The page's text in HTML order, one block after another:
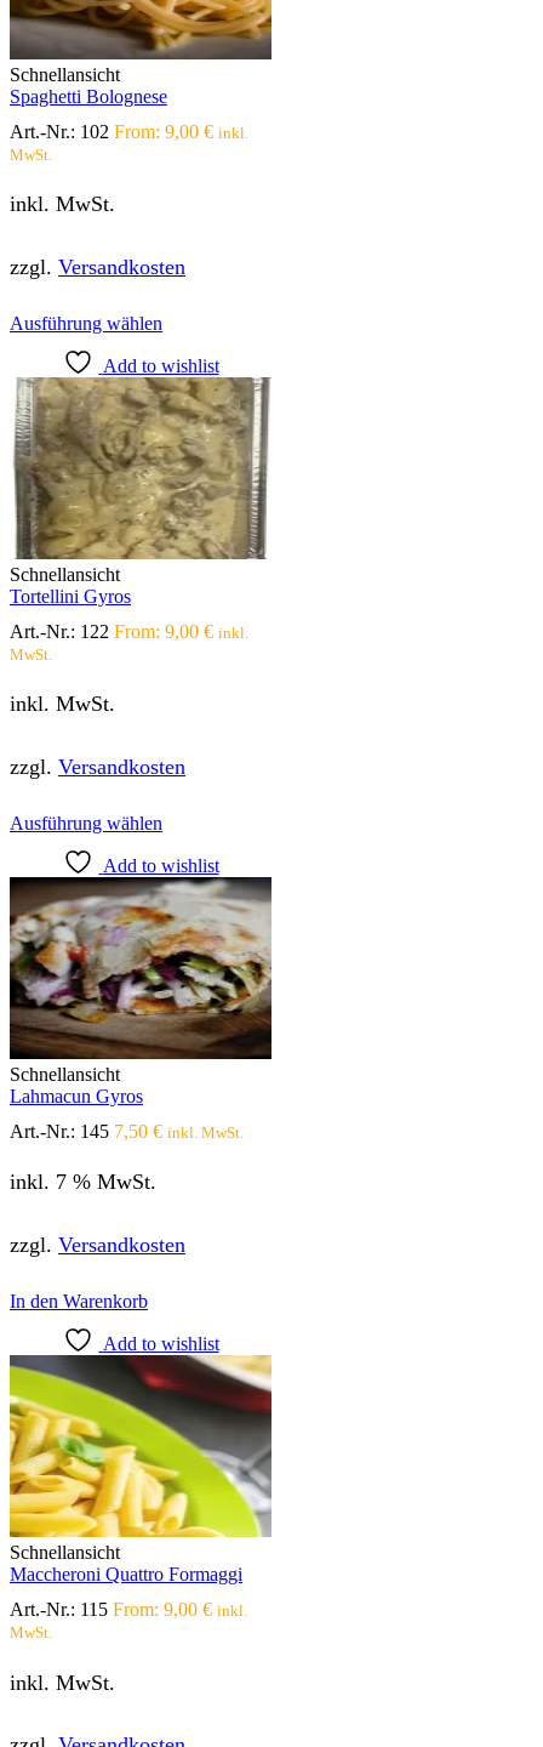
Schnellansicht
Spaghetti Bolognese
Art.-Nr.: 102 From: 9,00 € inkl.
MwSt.
inkl. MwSt.
zzgl. Versandkosten
Ausführung wählen
weist
mehrere
Varianten
auf.
Die
Optionen
können
auf
der
Produktseite
Add to wishlist
Schnellansicht
Tortellini Gyros
Art.-Nr.: 122 From: 9,00 € inkl.
MwSt.
inkl. MwSt.
zzgl. Versandkosten
Ausführung wählen
weist
mehrere
Varianten
auf.
Die
Optionen
können
auf
der
Produktseite
Add to wishlist
Schnellansicht
Lahmacun Gyros
Art.-Nr.: 145 7,50 € inkl. MwSt.
inkl. 7 % MwSt.
zzgl. Versandkosten
In den Warenkorb
Add to wishlist
Schnellansicht
Maccheroni Quattro Formaggi
Art.-Nr.: 115 From: 9,00 € inkl.
MwSt.
inkl. MwSt.